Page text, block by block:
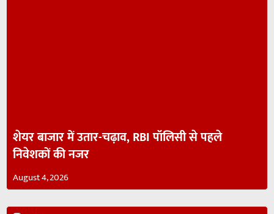
शेयर बाजार में उतार-चढ़ाव, RBI पॉलिसी से पहले
निवेशकों की नजर
August 4, 2026